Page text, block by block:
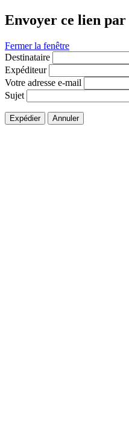
Envoyer ce lien
Fermer la fenêtre
Destinataire
Expéditeur
Votre adresse e-mail
Sujet
Expédier Annuler